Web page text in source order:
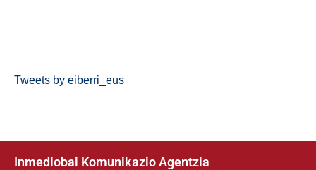
Tweets by eiberri_eus
Inmediobai Komunikazio Agentzia